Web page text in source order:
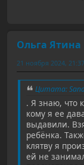
Ольга Ятина
21 ноября 2024,
Цитата:
. Я знаю, что
кому я ее
выдавили.
ребёнка.
клятву я
ей не